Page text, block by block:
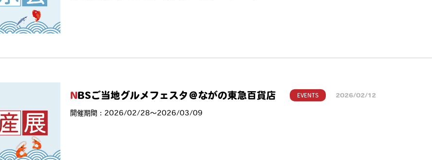
NBSご当地グルメフェスタ＠ながの東急百貨店 EVENTS 2026/02/12
開催期間：2026/02/28〜2026/03/09